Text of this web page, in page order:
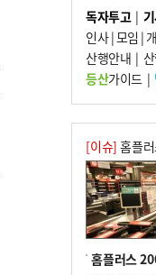
8
피란마을
미초 통폐
9
외국인 선
우려가 현
10 수사독점
랴부랴 속
독자투고|
인사|모임 |
산행안내 |
등산가이드|
[이슈] 홈플
홈플러스